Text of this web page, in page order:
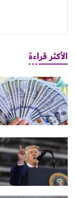
الأكثر قراءة